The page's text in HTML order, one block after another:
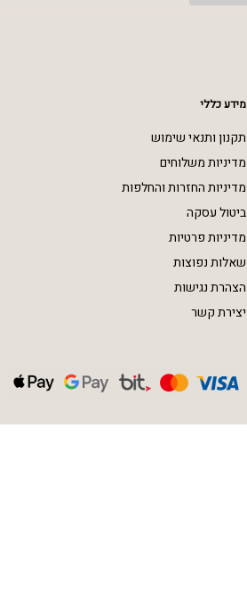
מידע כללי
תקנון ותנאי שימוש
מדיניות משלוחים
מדיניות החזרות והחלפות
ביטול עסקה
מדיניות פרטיות
שאלות נפוצות
הצהרת נגישות
יצירת קשר